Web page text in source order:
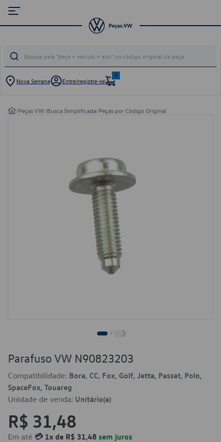
Nova Serrana Entre/registre-se
0
/Peças VW/Busca Simplificada/Peças por Código Original
Parafuso VW N90823203
Compatibilidade: Bora, CC, Fox, Golf, Jetta, Passat, Polo,
SpaceFox, Touareg
Unidade de venda: Unitário(a)
R$ 31,48
Em até 💳 1x de R$ 31,48 sem juros